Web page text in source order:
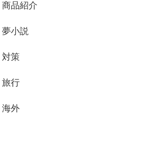
商品紹介
夢小説
対策
旅行
海外